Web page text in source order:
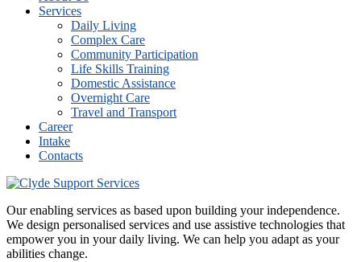
Services
Daily Living
Complex Care
Community Participation
Life Skills Training
Domestic Assistance
Overnight Care
Travel and Transport
Career
Intake
Contacts
Our enabling services as based upon building your independence.
We design personalised services and use assistive technologies that
empower you in your daily living. We can help you adapt as your
abilities change.